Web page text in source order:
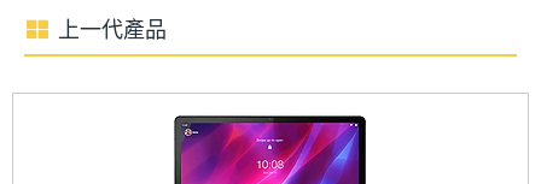
聯發科 Helio G99 八核心處理器
Lenovo Tab P11 (第2代) LTE 運行 Android 12L 作業
系統，搭載聯發科 Helio G99 八核心處理器、4GB
RAM + 128GB ROM，提供 4G LTE、Wi-Fi 6、藍牙
5.2；內附 Lenovo Precision Pen 2 (2023) 磁吸式觸
處理器
時脈
2.2+2.0 GHz
上一代產品